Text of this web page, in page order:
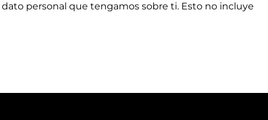
personal que tengamos sobre ti. Esto no incluye